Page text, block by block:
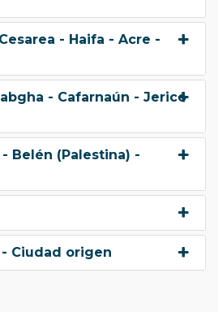
- Haifa - Acre -
- Cafarnaún - Jericó
Belén (Palestina) -
Ciudad origen